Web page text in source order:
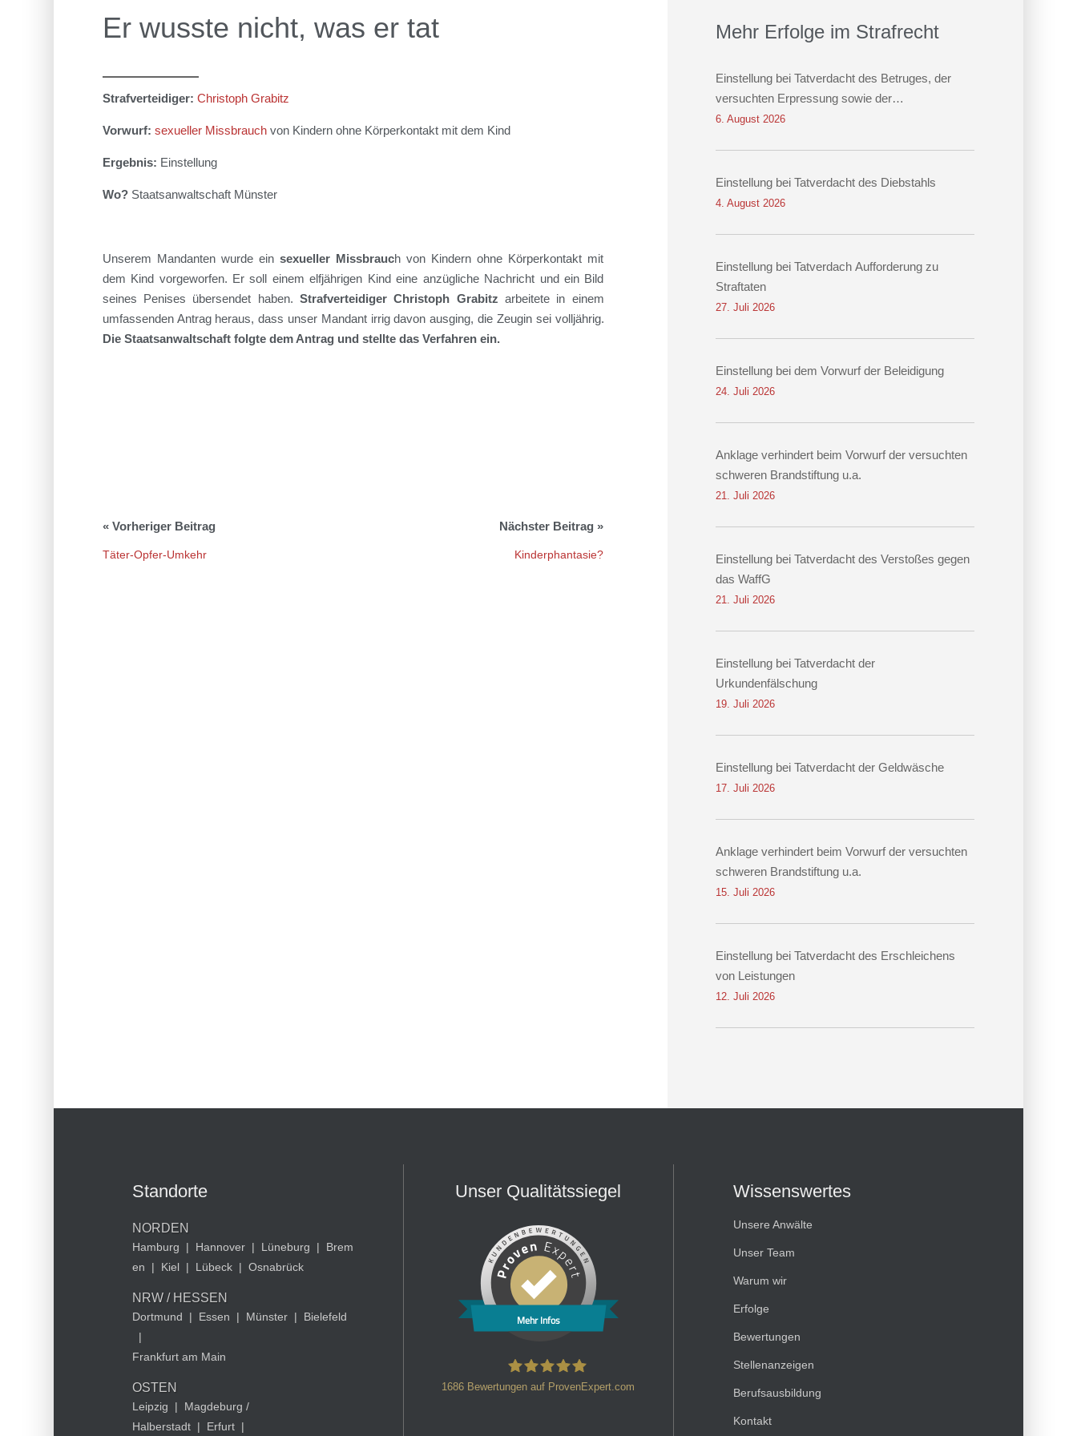
Er wusste nicht, was er tat
Strafverteidiger: Christoph Grabitz
Vorwurf: sexueller Missbrauchvon Kindern ohne Körperkontakt mit dem Kind
Ergebnis: Einstellung
Wo?Staatsanwaltschaft Münster
Unserem Mandanten wurde ein sexueller Missbrauch von Kindern ohne Körperkontakt mit
dem Kind vorgeworfen. Er soll einem elfjährigen Kind eine anzügliche Nachricht undein Bild
seines Penises übersendet haben. Strafverteidiger Christoph Grabitz arbeitete in einem
umfassenden Antrag heraus, dass unser Mandant irrigdavon ausging, die Zeugin sei volljährig.
Die Staatsanwaltschaft folgte dem Antrag und stellte das Verfahren ein.
Täter-Opfer-Umkehr Kinderphantasie?
Mehr Erfolge im Strafrecht
Einstellung bei Tatverdacht des Betruges, der
versuchten Erpressung sowie der
Datenveränderung
6. August 2026
Einstellung bei Tatverdacht des Diebstahls
4. August 2026
Einstellung bei Tatverdach Aufforderung zu
Straftaten
27. Juli 2026
Einstellung bei dem Vorwurf der Beleidigung
24. Juli 2026
Anklage verhindert beim Vorwurf der versuchten
schweren Brandstiftung u.a.
21. Juli 2026
Einstellung bei Tatverdacht des Verstoßes gegen
das WaffG
21. Juli 2026
Einstellung bei Tatverdacht der
Urkundenfälschung
19. Juli 2026
Einstellung bei Tatverdacht der Geldwäsche
17. Juli 2026
Anklage verhindert beim Vorwurf der versuchten
schweren Brandstiftung u.a.
15. Juli 2026
Einstellung bei Tatverdacht des Erschleichens
von Leistungen
12. Juli 2026
Standorte
NORDEN
Hamburg | Hannover | Lüneburg |
Brem
en
| Kiel | Lübeck | Osnabrück
NRW / HESSEN
Dortmund | Essen | Münster |
Bielefeld
|
Frankfurt am Main
OSTEN
Leipzig |
Magdeburg /
Halberstadt | Erfurt |
Unser Qualitätssiegel
Mehr Infos
1686 Bewertungen auf ProvenExpert.com
Wissenswertes
Unsere Anwälte
Unser Team
Warum wir
Erfolge
Bewertungen
Stellenanzeigen
Berufsausbildung
Kontakt